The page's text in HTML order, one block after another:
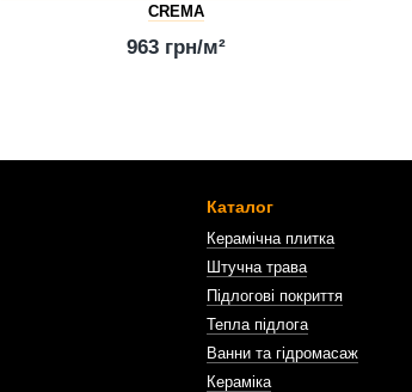
CREMA
963 грн/м²
Каталог
Керамічна плитка
Штучна трава
Підлогові покриття
Тепла підлога
Ванни та гідромасаж
Кераміка